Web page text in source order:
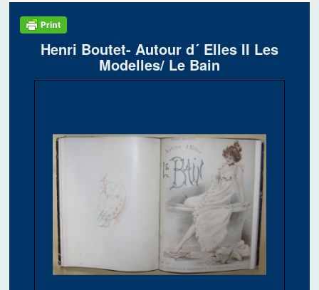
Henri Boutet- Autour d´ Elles II Les
Modelles/ Le Bain